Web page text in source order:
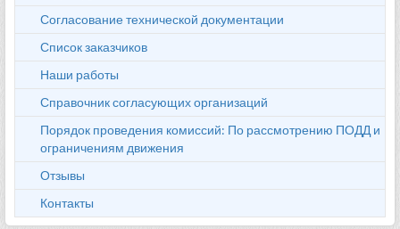
Согласование технической документации
Список заказчиков
Наши работы
Справочник согласующих организаций
Порядок проведения комиссий: По рассмотрению ПОДД и
ограничениям движения
Отзывы
Контакты